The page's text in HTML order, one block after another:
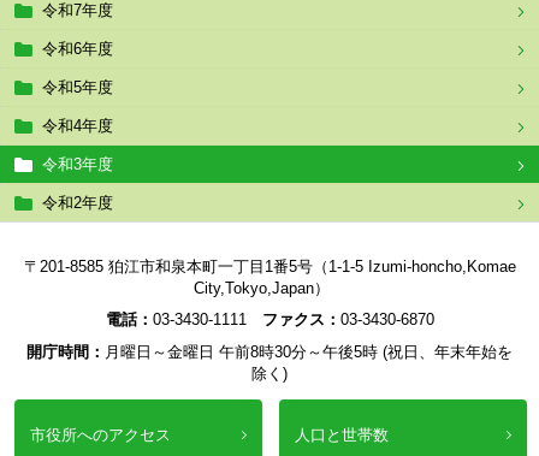
令和7年度
令和6年度
令和5年度
令和4年度
令和3年度
令和2年度
〒201-8585 狛江市和泉本町一丁目1番5号（1-1-5 Izumi-honcho,Komae
City,Tokyo,Japan）
電話： 03-3430-1111 ファクス： 03-3430-6870
開庁時間： 月曜日～金曜日 午前8時30分～午後5時 (祝日、年末年始を
除く)
市役所へのアクセス 人口と世帯数